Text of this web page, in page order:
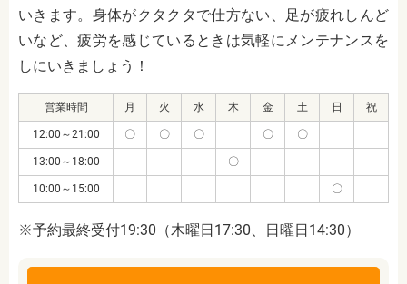
いきます。身体がクタクタで仕方ない、足が疲れしんど
いなど、疲労を感じているときは気軽にメンテナンスを
しにいきましょう！
営業時間 月 火 水 木 金 土 日 祝
12:00～21:00 〇 〇 〇 〇 〇
13:00～18:00 〇
10:00～15:00 〇
※予約最終受付19:30（木曜日17:30、日曜日14:30）